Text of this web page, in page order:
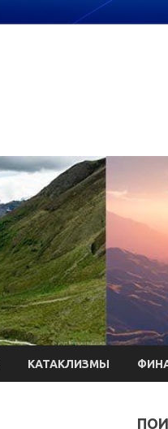
КАТАКЛИЗМЫ